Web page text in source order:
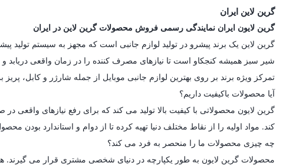
گرین لاین ایران
گرین لایون ایران نمایندگی رسمی فروش محصولات گرین لاین در ایران
شیر سبز همیشه کنجکاو است تا نیازهای مصرف کننده را در زمان واقعی دریابد
تمرکز ویژه برند بر روی بهترین لوازم جانبی موبایل از جمله شارژر و کابل،
آیا محصولات باکیفیت داریم؟
گرین لایون محصولاتی با کیفیت بالا تولید می کند که برای رفع نیازهای
کند. مواد اولیه را از نقاط مختلف دنیا تهیه کرده تا از دوام و استاندارد بودن
چه چیزی محصولات ما را منحصر به فرد می کند؟
محصولات گرین لایون به طور یکپارچه در دنیای شخصی مشتری قرار می گیرند. همه